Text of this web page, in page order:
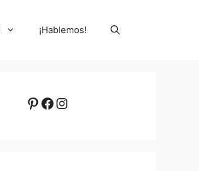
¡Hablemos!
Pinterest
Facebook
Instagram